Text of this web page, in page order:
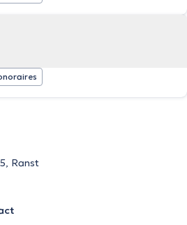
Ranst